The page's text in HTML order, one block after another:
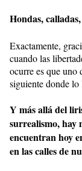
Hondas,
Exactamente,
cuando las
ocurre es que uno
siguiente donde
Y más allá del
surrealismo, hay
encuentran hoy
en las calles de